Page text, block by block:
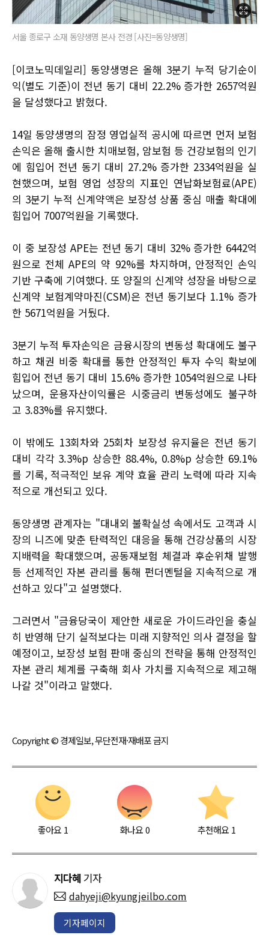
서울 종로구 소재 동양생명 본사 전경 [사진=동양생명]
[이코노믹데일리] 동양생명은 올해 3분기 누적 당기순이
익(별도 기준)이 전년 동기 대비 22.2% 증가한 2657억원
을 달성했다고 밝혔다.
14일 동양생명의 잠정 영업실적 공시에 따르면 먼저 보험
손익은 올해 출시한 치매보험, 암보험 등 건강보험의 인기
에 힘입어 전년 동기 대비 27.2% 증가한 2334억원을 실
현했으며, 보험 영업 성장의 지표인 연납화보험료(APE)
의 3분기 누적 신계약액은 보장성 상품 중심 매출 확대에
힘입어 7007억원을 기록했다.
이 중 보장성 APE는 전년 동기 대비 32% 증가한 6442억
원으로 전체 APE의 약 92%를 차지하며, 안정적인 손익
기반 구축에 기여했다. 또 양질의 신계약 성장을 바탕으로
신계약 보험계약마진(CSM)은 전년 동기보다 1.1% 증가
한 5671억원을 거뒀다.
3분기 누적 투자손익은 금융시장의 변동성 확대에도 불구
하고 채권 비중 확대를 통한 안정적인 투자 수익 확보에
힘입어 전년 동기 대비 15.6% 증가한 1054억원으로 나타
났으며, 운용자산이익률은 시중금리 변동성에도 불구하
고 3.83%를 유지했다.
이 밖에도 13회차와 25회차 보장성 유지율은 전년 동기
대비 각각 3.3%p 상승한 88.4%, 0.8%p 상승한 69.1%
를 기록, 적극적인 보유 계약 효율 관리 노력에 따라 지속
적으로 개선되고 있다.
동양생명 관계자는 "대내외 불확실성 속에서도 고객과 시
장의 니즈에 맞춘 탄력적인 대응을 통해 건강상품의 시장
지배력을 확대했으며, 공동재보험 체결과 후순위채 발행
등 선제적인 자본 관리를 통해 펀더멘털을 지속적으로 개
선하고 있다"고 설명했다.
그러면서 "금융당국이 제안한 새로운 가이드라인을 충실
히 반영해 단기 실적보다는 미래 지향적인 의사 결정을 할
예정이고, 보장성 보험 판매 중심의 전략을 통해 안정적인
자본 관리 체계를 구축해 회사 가치를 지속적으로 제고해
나갈 것"이라고 말했다.
Copyright © 경제일보, 무단전재·재배포 금지
좋아요 1 화나요0 추천해요 1
지다혜 기자
dahyeji@kyungjeilbo.com
기자페이지